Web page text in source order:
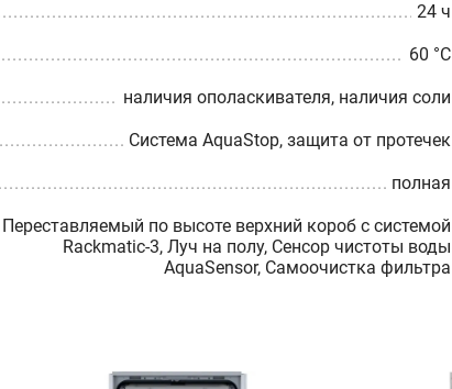
24 ч
60 °C
наличия ополаскивателя, наличия соли
Система AquaStop, защита от протечек
полная
Переставляемый по высоте верхний короб с системой
Rackmatic-3, Луч на полу, Сенсор чистоты воды
AquaSensor, Самоочистка фильтра